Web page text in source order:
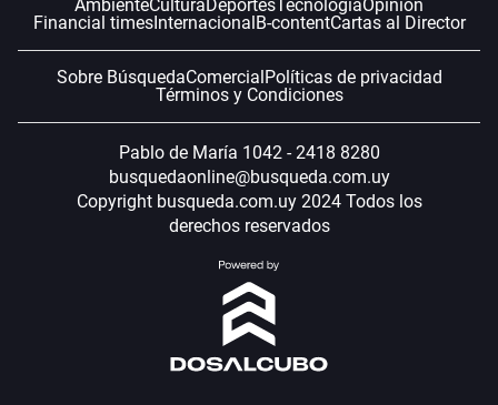
AmbienteCulturaDeportesTecnologíaOpinión
Financial timesInternacional B-contentCartas al Director
Sobre BúsquedaComercial Políticas de privacidad
Términos y Condiciones
Pablo de María 1042 - 2418 8280
busquedaonline@busqueda.com.uy
Copyright busqueda.com.uy 2024 Todos los
derechos reservados